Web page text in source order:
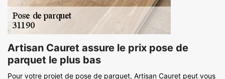
Artisan Cauret assure le prix pose de
parquet le plus bas
Pour votre projet de pose de parquet, Artisan Cauret peut vous